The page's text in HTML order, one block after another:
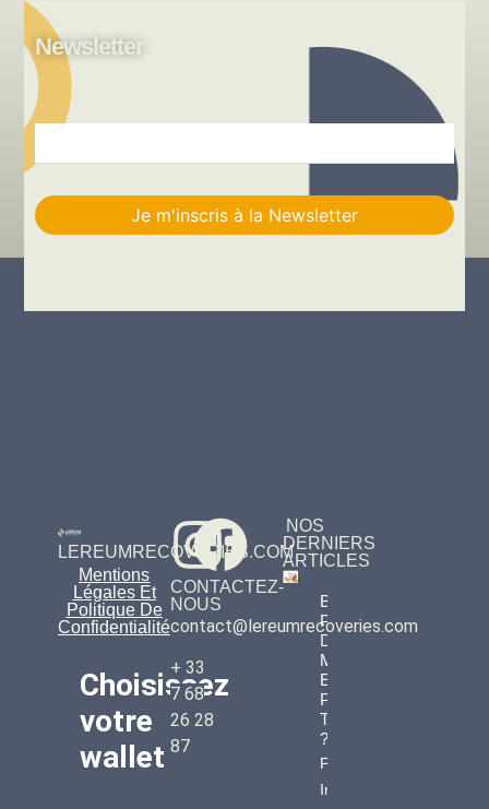
Newsletter
LEREUMRECOVERIES.COM
Mentions
Légales Et
Politique De
Confidentialité
Choisissez
votre
wallet
CONTACTEZ-
NOUS
contact@lereumrecoveries.com
+ 33
7 68
26 28
87
NOS
DERNIERS
ARTICLES
Bitcoins
Perdus :
Des
Millions
Envolés
Pour
Toujours
?
Property
Info